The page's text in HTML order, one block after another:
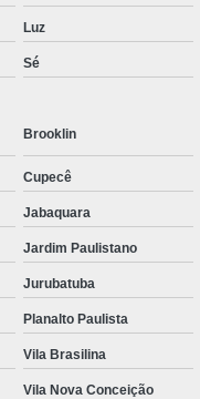
Luz
Sé
Brooklin
Cupecê
Jabaquara
Jardim Paulistano
Jurubatuba
Planalto Paulista
Vila Brasilina
Vila Nova Conceição